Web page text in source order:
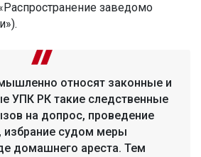
заведомо
относят законные и
УПК РК такие следственные
на допрос, проведение
избрание судом меры
домашнего ареста. Тем